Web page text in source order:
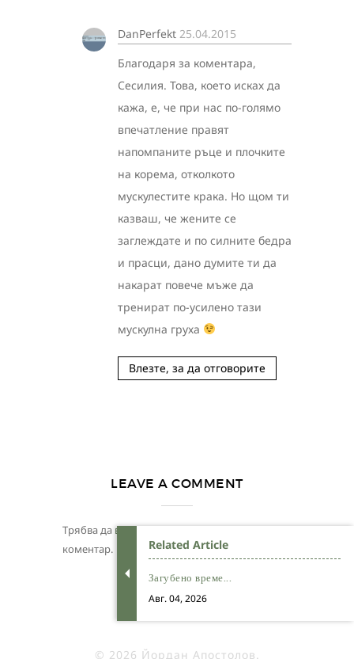
Related Article
Загубено време...
Авг. 04, 2026
DanPerfekt 25.04.2015
Благодаря за коментара,
Сесилия. Това, което исках да
кажа, е, че при нас по-голямо
впечатление правят
напомпаните ръце и плочките
на корема, отколкото
мускулестите крака. Но щом ти
казваш, че жените се
заглеждате и по силните бедра
и прасци, дано думите ти да
накарат повече мъже да
тренират по-усилено тази
мускулна груха
Влезте, за да отговорите
LEAVE A COMMENT
Трябва да влезете, за да публикувате
коментар.
© 2026 Йордан Апостолов.